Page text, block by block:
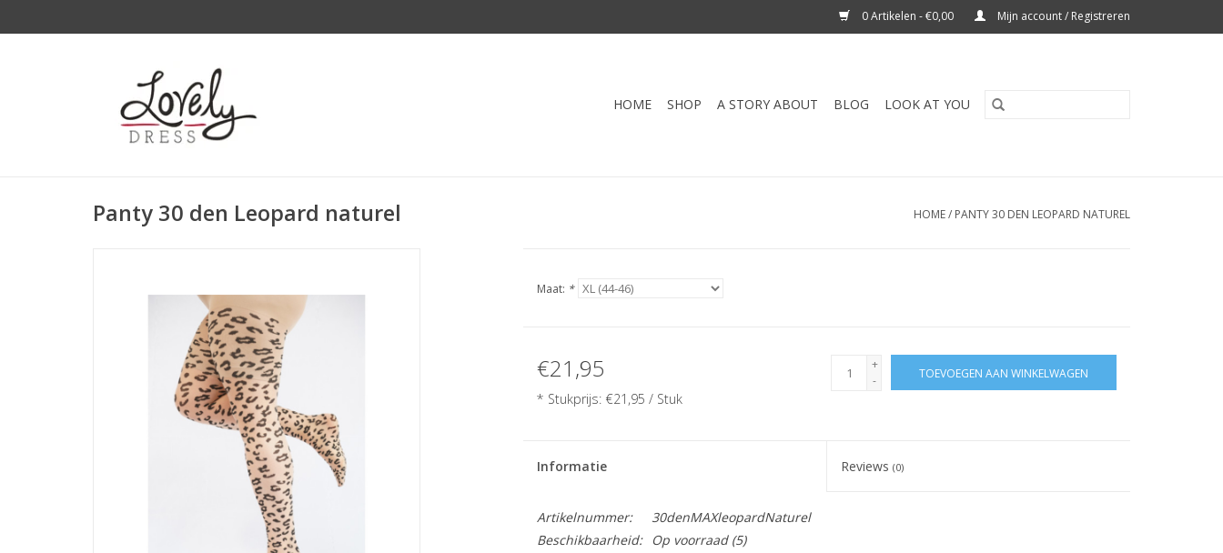
0 Artikelen - €0,00 Mijn account / Registreren
HOME SHOP A STORY ABOUT BLOG LOOK AT YOU
Panty 30 den Leopard naturel HOME/ PANTY 30 DEN LEOPARD NATUREL
Maat: *
€21,95
* Stukprijs: €21,95 / Stuk
+
-
TOEVOEGEN AAN WINKELWAGEN
Informatie Reviews(0)
Artikelnummer:
30denMAXleopardNaturel
Beschikbaarheid:
Op voorraad(5)